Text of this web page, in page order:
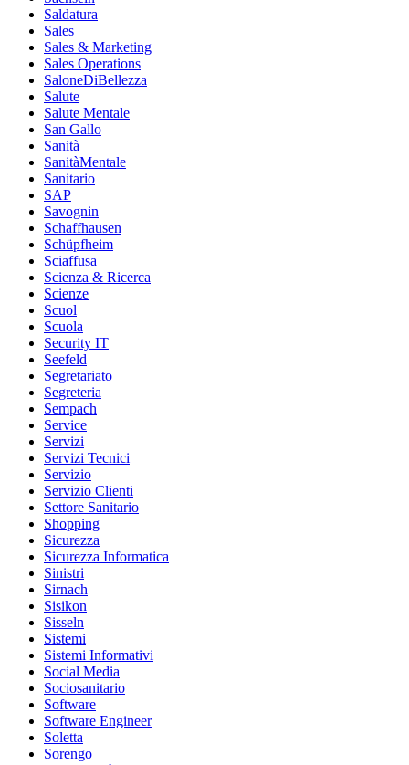
Saldatura
Sales
Sales & Marketing
Sales Operations
SaloneDiBellezza
Salute
Salute Mentale
San Gallo
Sanità
SanitàMentale
Sanitario
SAP
Savognin
Schaffhausen
Schüpfheim
Sciaffusa
Scienza & Ricerca
Scienze
Scuol
Scuola
Security IT
Seefeld
Segretariato
Segreteria
Sempach
Service
Servizi
Servizi Tecnici
Servizio
Servizio Clienti
Settore Sanitario
Shopping
Sicurezza
Sicurezza Informatica
Sinistri
Sirnach
Sisikon
Sisseln
Sistemi
Sistemi Informativi
Social Media
Sociosanitario
Software
Software Engineer
Soletta
Sorengo